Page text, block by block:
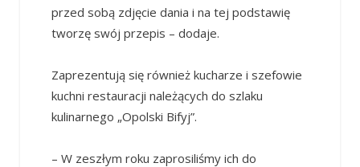
przed sobą zdjęcie dania i na tej podstawię
tworzę swój przepis – dodaje.
Zaprezentują się również kucharze i szefowie
kuchni restauracji należących do szlaku
kulinarnego „Opolski Bifyj”.
– W zeszłym roku zaprosiliśmy ich do